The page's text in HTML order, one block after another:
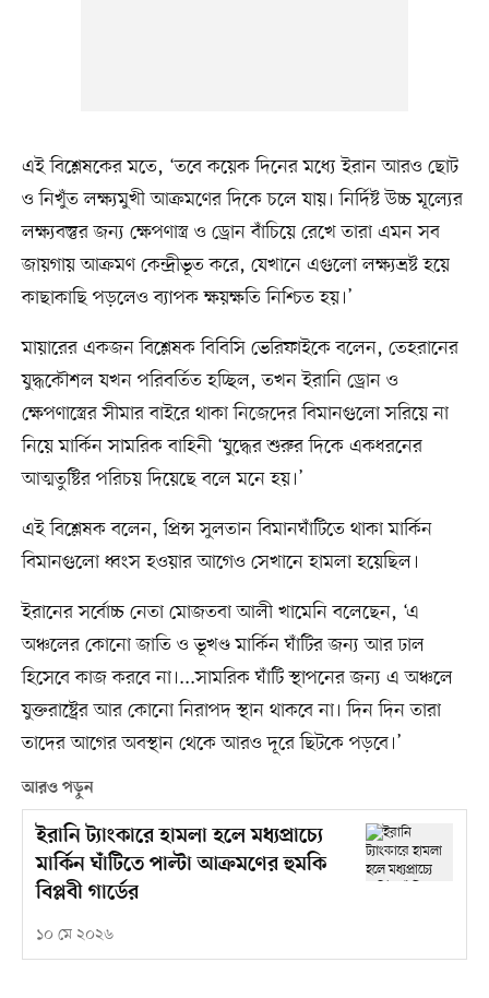
এই বিশ্লেষকের মতে, ‘তবে কয়েক দিনের মধ্যে ইরান আরও ছোট
ও নিখুঁত লক্ষ্যমুখী আক্রমণের দিকে চলে যায়। নির্দিষ্ট উচ্চ মূল্যের
লক্ষ্যবস্তুর জন্য ক্ষেপণাস্ত্র ও ড্রোন বাঁচিয়ে রেখে তারা এমন সব
জায়গায় আক্রমণ কেন্দ্রীভূত করে, যেখানে এগুলো লক্ষ্যভ্রষ্ট হয়ে
কাছাকাছি পড়লেও ব্যাপক ক্ষয়ক্ষতি নিশ্চিত হয়।’
মায়ারের একজন বিশ্লেষক বিবিসি ভেরিফাইকে বলেন, তেহরানের
যুদ্ধকৌশল যখন পরিবর্তিত হচ্ছিল, তখন ইরানি ড্রোন ও
ক্ষেপণাস্ত্রের সীমার বাইরে থাকা নিজেদের বিমানগুলো সরিয়ে না
নিয়ে মার্কিন সামরিক বাহিনী ‘যুদ্ধের শুরুর দিকে একধরনের
আত্মতুষ্টির পরিচয় দিয়েছে বলে মনে হয়।’
এই বিশ্লেষক বলেন, প্রিন্স সুলতান বিমানঘাঁটিতে থাকা মার্কিন
বিমানগুলো ধ্বংস হওয়ার আগেও সেখানে হামলা হয়েছিল।
ইরানের সর্বোচ্চ নেতা মোজতবা আলী খামেনি বলেছেন, ‘এ
অঞ্চলের কোনো জাতি ও ভূখণ্ড মার্কিন ঘাঁটির জন্য আর ঢাল
হিসেবে কাজ করবে না।...সামরিক ঘাঁটি স্থাপনের জন্য এ অঞ্চলে
যুক্তরাষ্ট্রের আর কোনো নিরাপদ স্থান থাকবে না। দিন দিন তারা
তাদের আগের অবস্থান থেকে আরও দূরে ছিটকে পড়বে।’
আরও পড়ুন
ইরানি ট্যাংকারে হামলা হলে মধ্যপ্রাচ্যে
মার্কিন ঘাঁটিতে পাল্টা আক্রমণের হুমকি
বিপ্লবী গার্ডের
১০ মে ২০২৬